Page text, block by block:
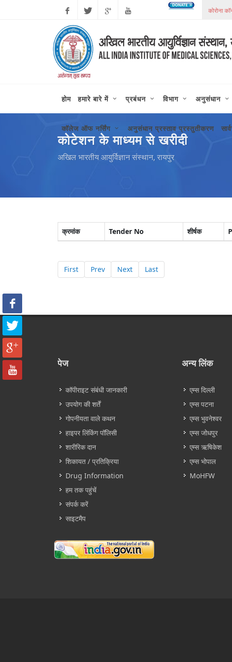
FacebookTwitter
Plus
होम हमारे बारे में प्रबंधन विभाग अनुसंधान
कॉलेज ऑफ नर्सिंग अनुसंधान प्रस्ताव प्रस्तुतीकरण
कोटेशन के माध्यम से खरीदी
अखिल भारतीय आयुर्विज्ञान संस्थान, रायपुर
क्रमांक Tender No शीर्षक
First Prev Next Last
पेज
कॉपीराइट संबंधी जानकारी
उपयोग की शर्तें
गोपनीयता वाले कथन
हाइपर लिंकिंग पॉलिसी
शारीरिक दान
शिकायत / प्रतिक्रिया
Drug Information
हम तक पहुंचें
संपर्क करें
साइटमैप
अन्य लिंक
एम्स दिल्ली
एम्स पटना
एम्स भुवनेश्वर
एम्स जोधपुर
एम्स ऋषिकेश
एम्स भोपाल
MoHFW